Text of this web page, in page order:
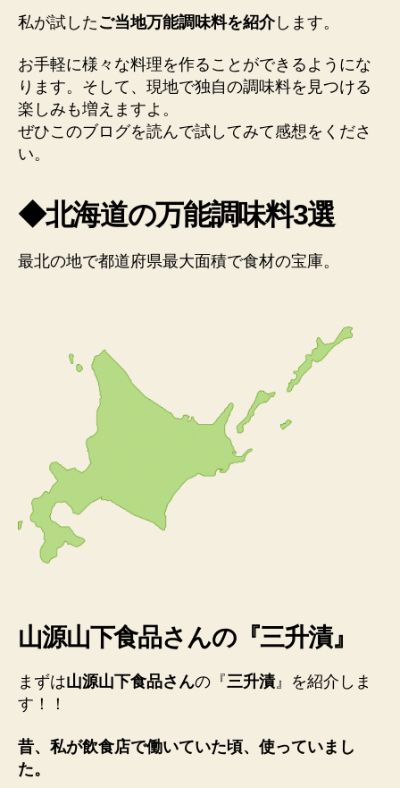
私が試した ご当地万能調味料を紹介します。
お手軽に様々な料理を作ることができるようにな
ります。そして、現地で独自の調味料を見つける
楽しみも増えますよ。
ぜひこのブログを読んで試してみて感想をくださ
い。
◆北海道の万能調味料3選
最北の地で都道府県最大面積で食材の宝庫。
山源山下食品さんの『三升漬』
まずは山源山下食品さんの『三升漬』 を紹介しま
す！！
昔、私が飲食店で働いていた頃、使っていまし
た。